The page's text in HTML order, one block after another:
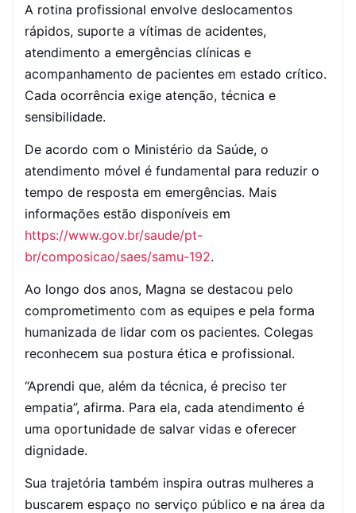
A rotina profissional envolve deslocamentos
rápidos, suporte a vítimas de acidentes,
atendimento a emergências clínicas e
acompanhamento de pacientes em estado crítico.
Cada ocorrência exige atenção, técnica e
sensibilidade.
De acordo com o Ministério da Saúde, o
atendimento móvel é fundamental para reduzir o
tempo de resposta em emergências. Mais
informações estão disponíveis em
https://www.gov.br/saude/pt-
br/composicao/saes/samu-192.
Ao longo dos anos, Magna se destacou pelo
comprometimento com as equipes e pela forma
humanizada de lidar com os pacientes. Colegas
reconhecem sua postura ética e profissional.
“Aprendi que, além da técnica, é preciso ter
empatia”, afirma. Para ela, cada atendimento é
uma oportunidade de salvar vidas e oferecer
dignidade.
Sua trajetória também inspira outras mulheres a
buscarem espaço no serviço público e na área da